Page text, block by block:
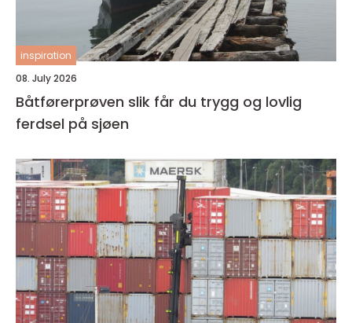
inspiration
08. July 2026
Båtførerprøven slik får du trygg og lovlig
ferdsel på sjøen